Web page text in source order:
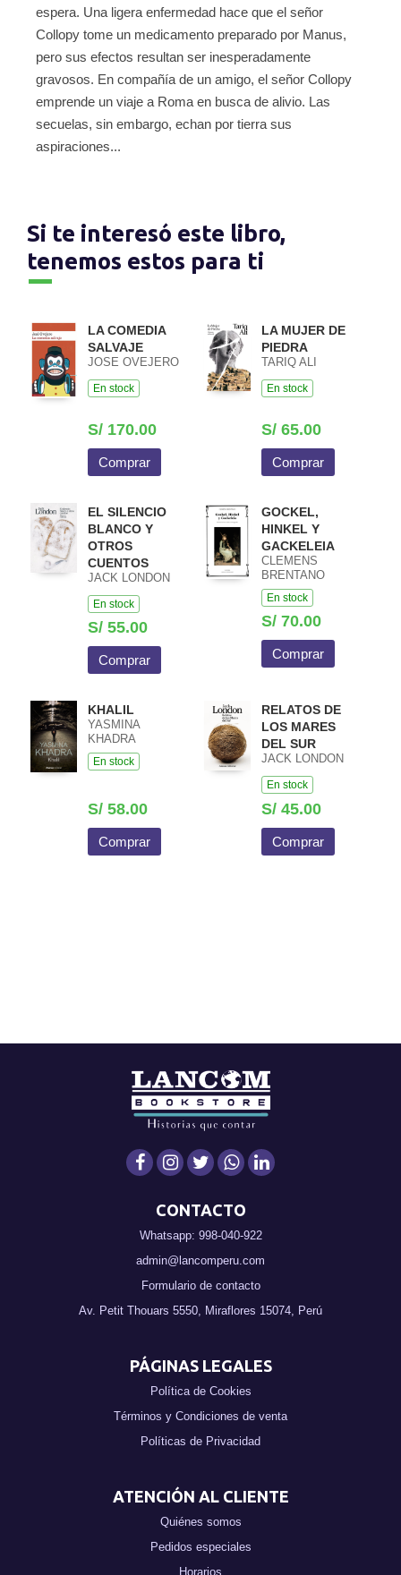
espera. Una ligera enfermedad hace que el señor
Collopy tome un medicamento preparado por Manus,
pero sus efectos resultan ser inesperadamente
gravosos. En compañía de un amigo, el señor Collopy
emprende un viaje a Roma en busca de alivio. Las
secuelas, sin embargo, echan por tierra sus
aspiraciones...
Si te interesó este libro,
tenemos estos para ti
LA COMEDIA
SALVAJE
JOSE OVEJERO
En stock
S/ 170.00
Comprar
LA MUJER DE
PIEDRA
TARIQ ALI
En stock
S/ 65.00
Comprar
EL SILENCIO
BLANCO Y
OTROS
CUENTOS
JACK LONDON
En stock
S/ 55.00
Comprar
GOCKEL,
HINKEL Y
GACKELEIA
CLEMENS
BRENTANO
En stock
S/ 70.00
Comprar
KHALIL
YASMINA
KHADRA
En stock
S/ 58.00
Comprar
RELATOS DE
LOS MARES
DEL SUR
JACK LONDON
En stock
S/ 45.00
Comprar
CONTACTO
Whatsapp: 998-040-922
admin@lancomperu.com
Formulario de contacto
Av. Petit Thouars 5550, Miraflores 15074, Perú
PÁGINAS LEGALES
Política de Cookies
Términos y Condiciones de venta
Políticas de Privacidad
ATENCIÓN AL CLIENTE
Quiénes somos
Pedidos especiales
Horarios